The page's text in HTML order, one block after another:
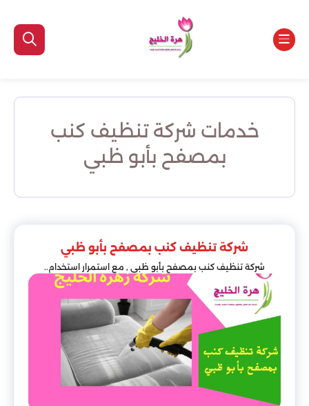
خدمات شركة تنظيف كنب
بمصفح بأبو ظبي
شركة تنظيف كنب بمصفح بأبو ظبي
شركة تنظيف كنب بمصفح بأبو ظبي , مع استمرار استخدام..